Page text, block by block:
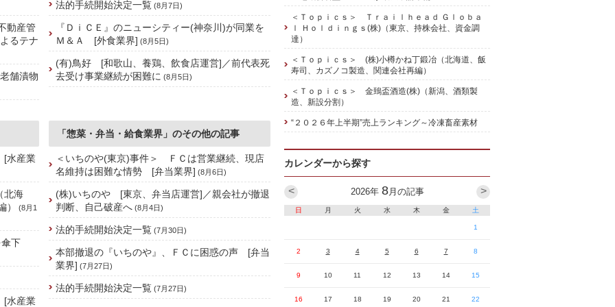
動産管
るテナ
舗漬物
法的手続開始決定一覧 (8月7日)
『ＤｉＣＥ』のニューシティー(神奈川)が同業を
Ｍ＆Ａ [外食業界] (8月5日)
(有)鳥好 [和歌山、養鶏、飲食店運営]／前代表死
去受け事業継続が困難に (8月5日)
[水産業
北海
(8月1
下
[水産業
「惣菜・弁当・給食業界」のその他の記事
＜いちのや(東京)事件＞ ＦＣは営業継続、現店
名維持は困難な情勢 [弁当業界] (8月6日)
(株)いちのや [東京、弁当店運営]／親会社が撤退
判断、自己破産へ (8月4日)
法的手続開始決定一覧 (7月30日)
本部撤退の『いちのや』、ＦＣに困惑の声 [弁当
業界] (7月27日)
法的手続開始決定一覧 (7月27日)
＜Ｔｏｐｉｃｓ＞ Ｔｒａｉｌｈｅａｄ Ｇｌｏｂａ
ｌ Ｈｏｌｄｉｎｇｓ(株)（東京、持株会社、資金調
達）
＜Ｔｏｐｉｃｓ＞ (株)小樽かね丁鍛冶（北海道、飯
寿司、カズノコ製造、関連会社再編）
＜Ｔｏｐｉｃｓ＞ 金鵄盃酒造(株)（新潟、酒類製
造、新設分割）
“２０２６年上半期”売上ランキング～冷凍畜産素材
カレンダーから探す
2026年 8月の記事 >
<
日 月 火 水 木 金 土
1
2 3 4 5 6 7 8
9 10 11 12 13 14 15
16 17 18 19 20 21 22